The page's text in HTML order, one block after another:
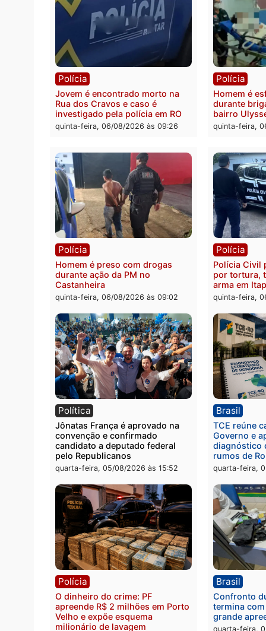
Polícia
Tragédia na BR-364: colisão
entre caminhão e carro deixa
quatro mortos em Porto Velho
quinta-feira, 06/08/2026 às 20:51 pode
da
Polícia
Jovem é encontrado morto na
Rua dos Cravos e caso é
investigado pela polícia em RO
quinta-feira, 06/08/2026 às 09:26
bairro
Polícia
Homem é preso com drogas
durante ação da PM no
Castanheira
quinta-feira, 06/08/2026 às 09:02
Polícia
por
arma
Política
Jônatas França é aprovado na
convenção e confirmado
candidato a deputado federal
pelo Republicanos
Brasil
TCE